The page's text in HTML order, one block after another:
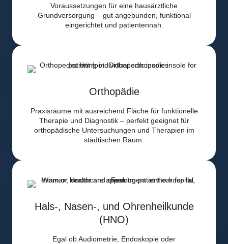
Voraussetzungen für eine hausärztliche
Grundversorgung – gut angebunden, funktional
eingerichtet und patientennah.
Orthopädie
Praxisräume mit ausreichend Fläche für funktionelle
Therapie und Diagnostik – perfekt geeignet für
orthopädische Untersuchungen und Therapien im
städtischen Raum.
Hals-, Nasen-, und Ohrenheilkunde
(HNO)
Egal ob Audiometrie, Endoskopie oder